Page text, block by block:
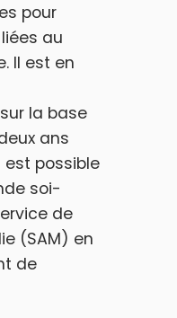
pour
au
Il est en
la base
ans
possible
soi-
de
(SAM) en
de